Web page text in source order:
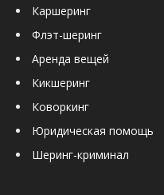
Каршеринг
Флэт-шеринг
Аренда вещей
Кикшеринг
Коворкинг
Юридическая помощь
Шеринг-криминал